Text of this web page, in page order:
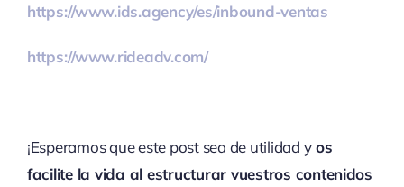
https://www.ids.agency/es/inbound-ventas
https://www.rideadv.com/
¡Esperamos que este post sea de utilidad yos
facilite la vida al estructurar vuestros contenidos